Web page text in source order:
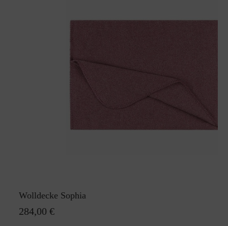
Wolldecke Sophia
284,00 €